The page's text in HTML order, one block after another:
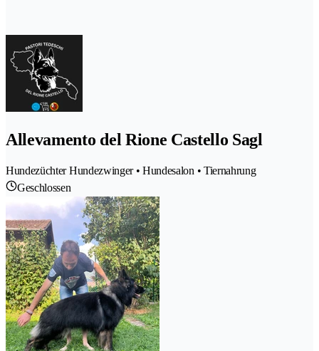
Allevamento del Rione Castello Sagl
Hundezüchter Hundezwinger • Hundesalon • Tiernahrung
Geschlossen